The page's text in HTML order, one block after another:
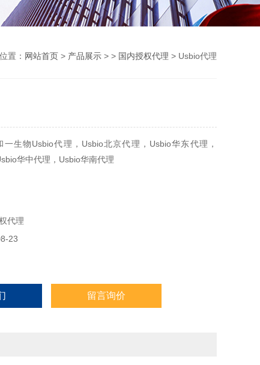
置： 网站首页 > 产品展示 > > 国内授权代理 > Usbio代理
生物Usbio代理，Usbio北京代理，Usbio华东代理，
华中代理，Usbio华南代理
代理
23
留言询价